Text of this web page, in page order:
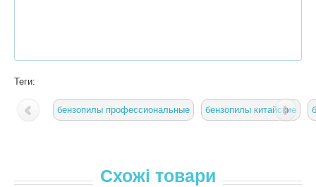
Теги:
бензопилы профессиональные бензопилы китайские
Схожі товари